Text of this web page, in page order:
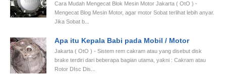
Cara Mudah Mengecat Blok Mesin Motor Jakarta ( OtO ) -
Mengecat Blog Mesin Motor, agar motor Sobat terlihat lebih anyar.
Jika Sobat b...
Apa itu Kepala Babi pada Mobil / Motor
Jakarta ( OtO ) - Sistem rem cakram atau yang disebut disk
brake terdiri dari beberapa bagian utama, yakni : Cakram atau
Rotor DIsc Dis...